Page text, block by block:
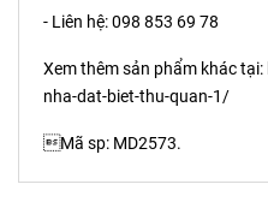
- Liên hệ: 098 853 69 78
Xem thêm sản phẩm khác tại:
nha-dat-biet-thu-quan-1/
Mã sp: MD2573.